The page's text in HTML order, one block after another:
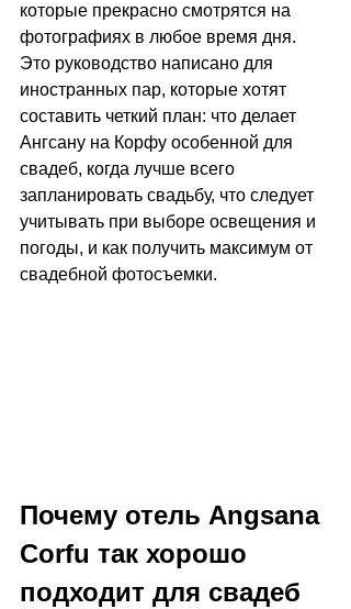
которые прекрасно смотрятся на
фотографиях в любое время дня.
Это руководство написано для
иностранных пар, которые хотят
составить четкий план: что делает
Ангсану на Корфу особенной для
свадеб, когда лучше всего
запланировать свадьбу, что следует
учитывать при выборе освещения и
погоды, и как получить максимум от
свадебной фотосъемки.
Почему отель Angsana
Corfu так хорошо
подходит для свадеб